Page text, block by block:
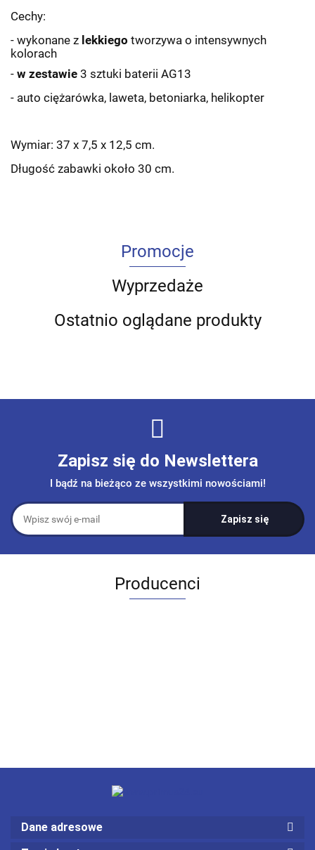
Cechy:
- wykonane z lekkiego tworzywa o intensywnych
kolorach
- w zestawie 3 sztuki baterii AG13
- auto ciężarówka, laweta, betoniarka, helikopter
Wymiar: 37 x 7,5 x 12,5 cm.
Długość zabawki około 30 cm.
Promocje
Wyprzedaże
Ostatnio oglądane produkty
Zapisz się do Newslettera
I bądź na bieżąco ze wszystkimi nowościami!
Producenci
Dane adresowe